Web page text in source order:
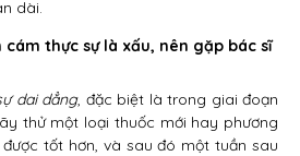
dài.
thực sự là xấu, nên gặp bác sĩ
dai dẳng, đặc biệt là trong giai đoạn
thử một loại thuốc mới hay phương
tốt hơn, và sau đó một tuần sau